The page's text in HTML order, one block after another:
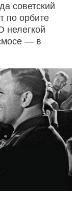
советский
по орбите
нелегкой
— в